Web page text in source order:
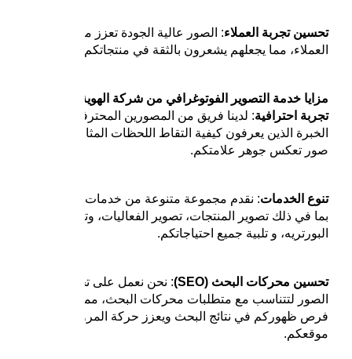
تحسين تجربة العملاء: الصور عالية الجودة تعزز من تجربة
العملاء، مما يجعلهم يشعرون بالثقة في منتجاتكم وخدماتكم.
مزايا خدمة التصوير الفوتوغرافي من شركة الهوية الإعلامية:
تجربة احترافية: لدينا فريق من المصورين المحترفين ذوي
الخبرة الذين يعرفون كيفية التقاط اللحظات المثالية وتقديم
صور تعكس جوهر علامتكم.
تنوع الخدمات: نقدم مجموعة متنوعة من خدمات التصوير،
بما في ذلك تصوير المنتجات، تصوير الفعاليات، وتصوير
البورتريه، و تلبية جميع احتياجاتكم.
تحسين محركات البحث (SEO)
: نحن نعمل على تحسين
الصور لتتناسب مع متطلبات محركات البحث، مما يزيد من
فرص ظهوركم في نتائج البحث ويعزز حركة المرور إلى
موقعكم.